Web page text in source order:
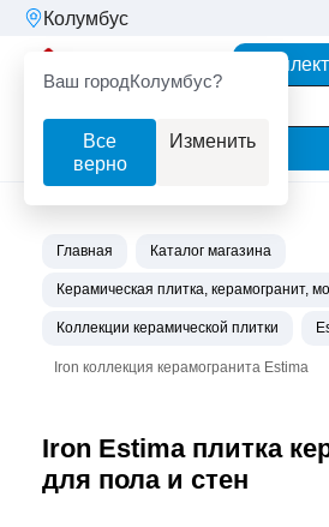
Колумбус
Ваш городКолумбус?
Все
верно
Изменить
Фильтр
Главная Каталог магазина
Керамическая плитка, керамогранит,
Коллекции керамической плитки
Iron коллекция керамогранита Estima
Iron Estima плитка
для пола и стен